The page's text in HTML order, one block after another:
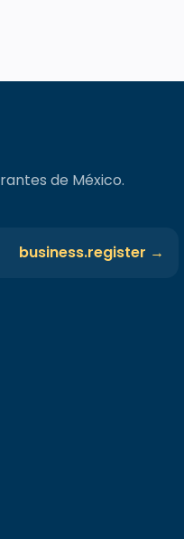
de México.
business.register →